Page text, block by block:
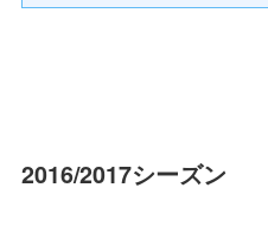
2016/2017シーズン